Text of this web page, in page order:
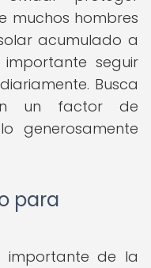
muchos hombres
acumulado a
seguir
Busca
un factor de
generosamente
para
importante de la